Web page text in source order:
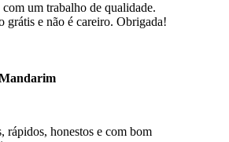
um trabalho de qualidade.
grátis e não é careiro. Obrigada!
rápidos, honestos e com bom